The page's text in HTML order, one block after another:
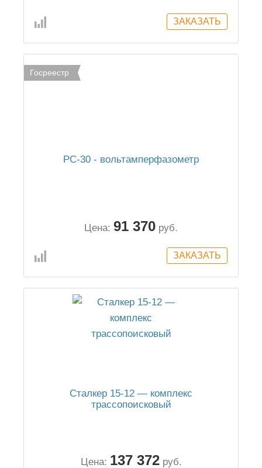
Госреестр
РС-30 - вольтамперфазометр
Цена: 91 370 руб.
Сталкер 15-12 — комплекс
трассопоисковый
Цена: 137 372 руб.